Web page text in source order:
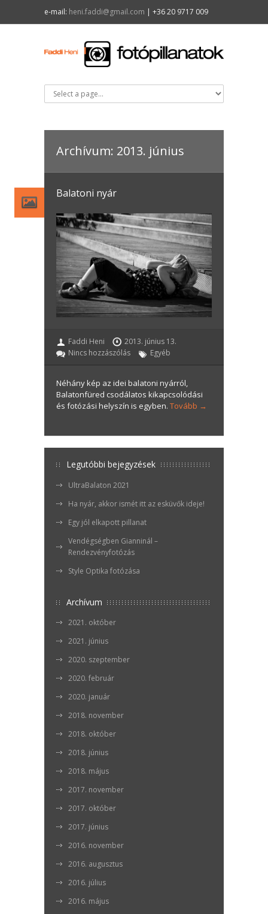
e-mail: heni.faddi@gmail.com | +36 20 9717 009
Archívum: 2013. június
Balatoni nyár
Faddi Heni
2013. június 13.
Nincs hozzászólás
Egyéb
Néhány kép az idei balatoni nyárról,
Balatonfüred csodálatos kikapcsolódási
és fotózási helyszín is egyben. Tovább →
Legutóbbi bejegyzések
UltraBalaton 2021
Ha nyár, akkor ismét itt az esküvők ideje!
Egy jól elkapott pillanat
Vendégségben Gianninál –
Rendezvényfotózás
Style Optika fotózása
Archívum
2021. október
2021. június
2020. szeptember
2020. február
2020. január
2018. november
2018. október
2018. június
2018. május
2017. november
2017. október
2017. június
2016. november
2016. augusztus
2016. július
2016. május